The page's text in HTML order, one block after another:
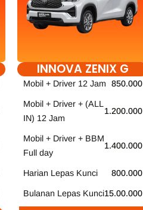
INNOVA ZENIX G
Mobil + Driver 12 Jam 850.000
Mobil + Driver + (ALL
IN) 12 Jam
1.200.000
Mobil + Driver + BBM
Full day
1.400.000
Harian Lepas Kunci 800.000
Bulanan Lepas Kunci15.00.000